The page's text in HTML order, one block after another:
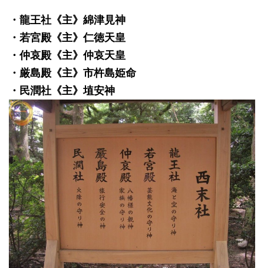
・龍王社《主》綿津見神
・若宮殿《主》仁徳天皇
・仲哀殿《主》仲哀天皇
・厳島殿《主》市杵島姫命
・民潤社《主》埴安神